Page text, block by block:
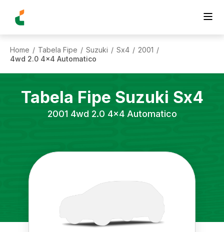
Home / Tabela Fipe / Suzuki / Sx4 / 2001 /
4wd 2.0 4x4 Automatico
Tabela Fipe Suzuki Sx4
2001 4wd 2.0 4x4 Automatico